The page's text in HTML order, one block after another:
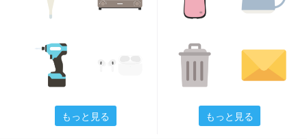
もっと見る もっと見る